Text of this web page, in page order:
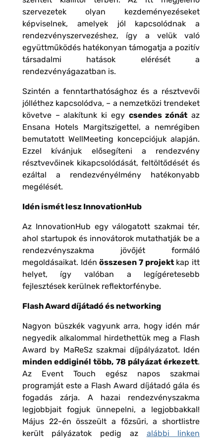
szervezetek olyan kezdeményezéseket
képviselnek, amelyek jól kapcsolódnak a
rendezvényszervezéshez, így a velük való
együttműködés hatékonyan támogatja a pozitív
társadalmi hatások elérését a
rendezvényágazatban is.
Szintén a fenntarthatósághoz és a résztvevői
jólléthez kapcsolódva, – a nemzetközi trendeket
követve – alakítunk ki egy csendes zónát az
Ensana Hotels Margitszigettel, a nemrégiben
bemutatott WellMeeting koncepciójuk alapján.
Ezzel kívánjuk elősegíteni a rendezvény
résztvevőinek kikapcsolódását, feltöltődését és
ezáltal a rendezvényélmény hatékonyabb
megélését.
Idén ismét lesz InnovationHub
Az InnovationHub egy válogatott szakmai tér,
ahol startupok és innovátorok mutathatják be a
rendezvényszakma jövőjét formáló
megoldásaikat. Idénösszesen 7 projektkap itt
helyet, így valóban a legígéretesebb
fejlesztések kerülnek reflektorfénybe.
Flash Award díjátadó és networking
Nagyon büszkék vagyunk arra, hogy idén már
negyedik alkalommal hirdethettük meg a Flash
Award by MaReSz szakmai díjpályázatot. Idén
minden eddiginél több, 78 pályázat érkezett.
Az Event Touch egész napos szakmai
programját este a Flash Award díjátadó gála és
fogadás zárja. A hazai rendezvényszakma
legjobbjait fogjuk ünnepelni, a legjobbakkal!
Május 22-én összeült a főzsűri, a shortlistre
került pályázatok pedig az alábbi linken